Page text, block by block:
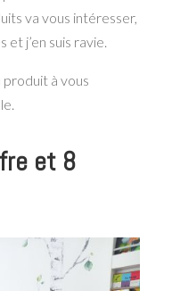
va vous intéresser,
et j’en suis ravie.
produit à vous
et 8